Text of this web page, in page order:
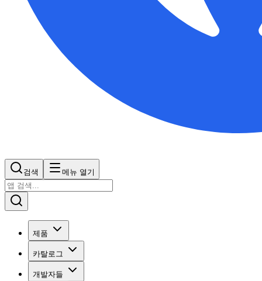
검색 메뉴 열기
제품
카탈로그
개발자들